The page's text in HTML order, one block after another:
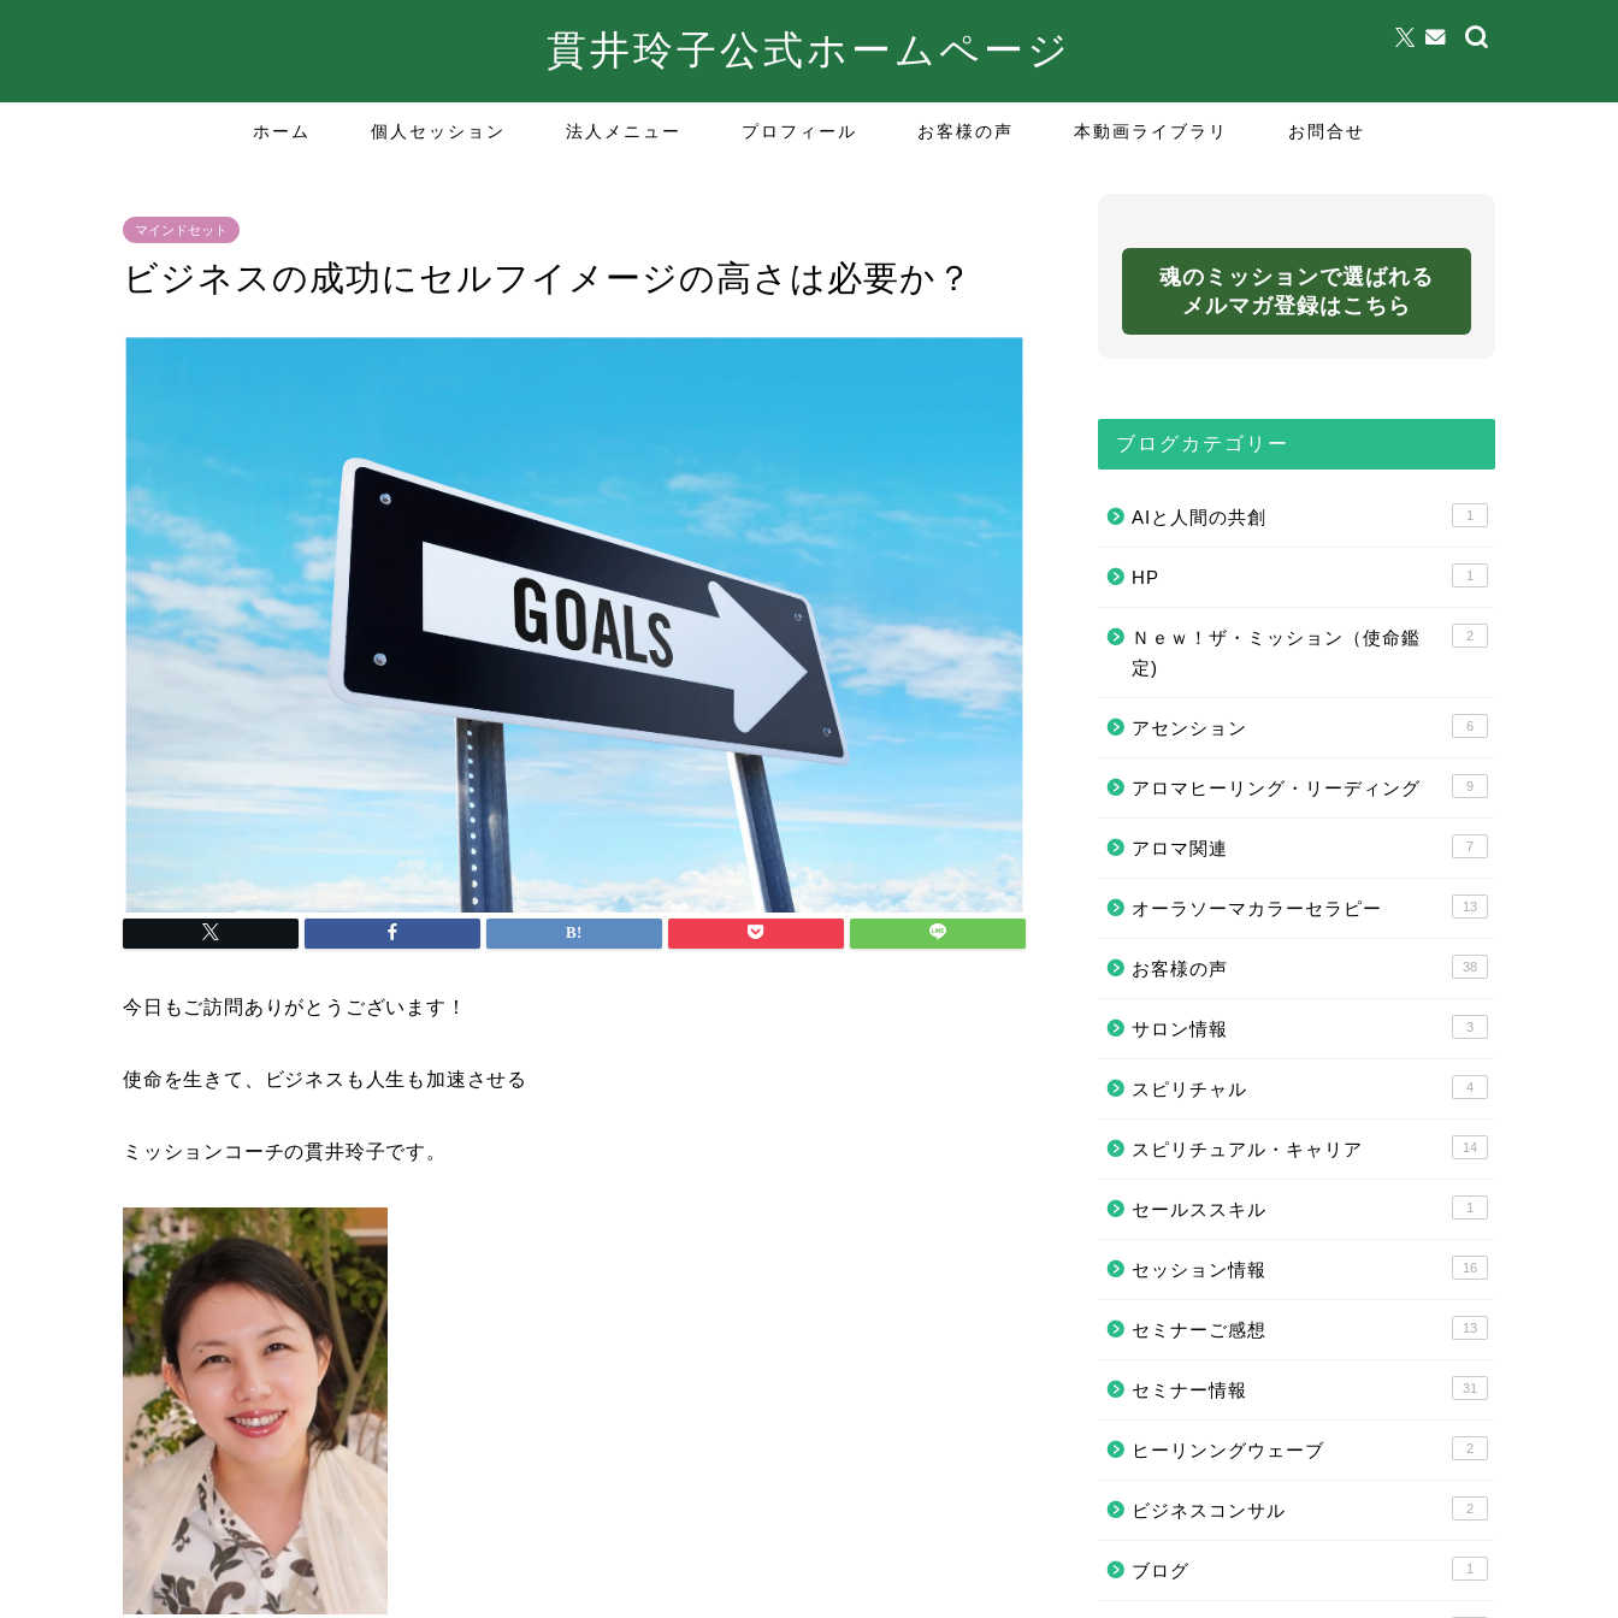
貫井玲子公式ホームページ
ホーム 個人セッション 法人メニュー プロフィール お客様の声 本動画ライブラリ お問合せ
マインドセット
ビジネスの成功にセルフイメージの高さは必要か？
今日もご訪問ありがとうございます！
使命を生きて、ビジネスも人生も加速させる
ミッションコーチの貫井玲子です。
魂のミッションで選ばれる
メルマガ登録はこちら
ブログカテゴリー
AIと人間の共創 1
HP 1
Ｎｅｗ！ザ・ミッション（使命鑑
定)
2
アセンション 6
アロマヒーリング・リーディング 9
アロマ関連 7
オーラソーマカラーセラピー 13
お客様の声 38
サロン情報 3
スピリチャル 4
スピリチュアル・キャリア 14
セールススキル 1
セッション情報 16
セミナーご感想 13
セミナー情報 31
ヒーリンングウェーブ 2
ビジネスコンサル 2
ブログ 1